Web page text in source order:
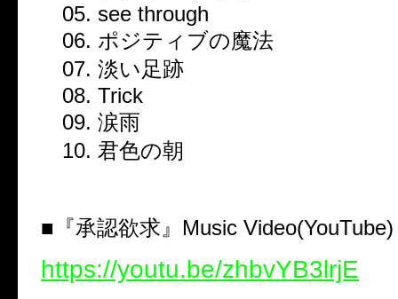
05. see through
06. ポジティブの魔法
07. 淡い足跡
08. Trick
09. 涙雨
10. 君色の朝
■『承認欲求』Music
https://youtu.be/zhbvYB3lrjE